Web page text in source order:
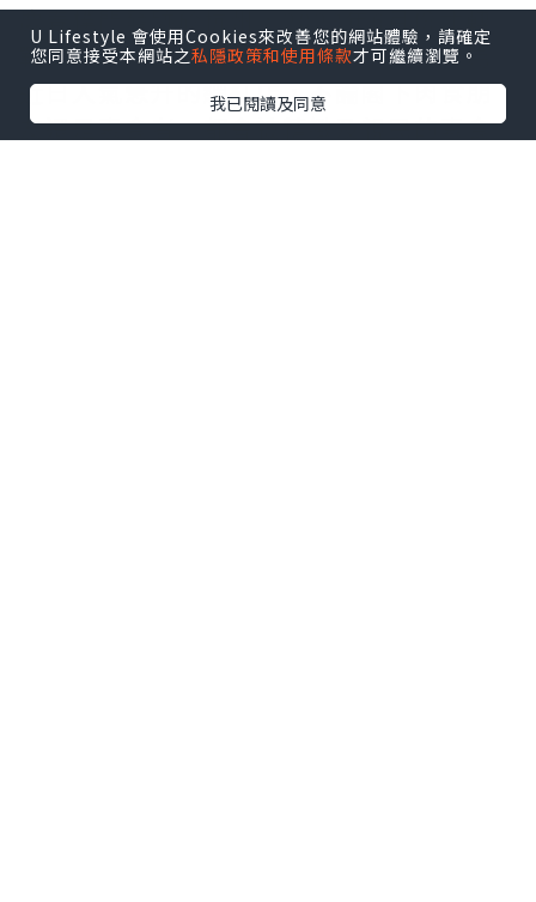
慶春樸門發跡於杭州，2023年6月份才轉
戰到深圳，因為米芝蓮的推薦下，亦成為
近日人氣急升的網紅店，不論閣下肉食朋
友還是素食者，都會被精緻及親民的素食
U Lifestyle 會使用Cookies來改善您的網站體驗，請確定
您同意接受本網站之私隱政策和使用條款才可繼續瀏覽。
我已閱讀及同意